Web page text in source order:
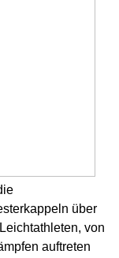
über
von
auftreten